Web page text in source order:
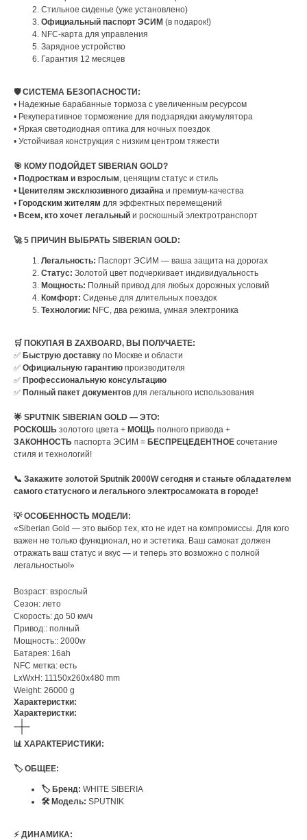
Стильное сиденье (уже установлено)
Официальный паспорт ЭСИМ (в подарок!)
NFC-карта для управления
Зарядное устройство
Гарантия 12 месяцев
🛡️ СИСТЕМА БЕЗОПАСНОСТИ:
• Надежные барабанные тормоза с увеличенным ресурсом
• Рекуперативное торможение для подзарядки аккумулятора
• Яркая светодиодная оптика для ночных поездок
• Устойчивая конструкция с низким центром тяжести
🎯 КОМУ ПОДОЙДЕТ SIBERIAN GOLD?
• Подросткам и взрослым , ценящим статус и стиль
• Ценителям эксклюзивного дизайна и премиум-качества
• Городским жителям для эффектных перемещений
• Всем, кто хочет легальный и роскошный электротранспорт
🚀 5 ПРИЧИН ВЫБРАТЬ SIBERIAN GOLD:
Легальность: Паспорт ЭСИМ — ваша защита на дорогах
Статус: Золотой цвет подчеркивает индивидуальность
Мощность: Полный привод для любых дорожных условий
Комфорт: Сиденье для длительных поездок
Технологии: NFC, два режима, умная электроника
🛒 ПОКУПАЯ В ZAXBOARD, ВЫ ПОЛУЧАЕТЕ:
✅ Быструю доставку по Москве и области
✅ Официальную гарантию производителя
✅ Профессиональную консультацию
✅ Полный пакет документов для легального использования
🌟 SPUTNIK SIBERIAN GOLD — ЭТО:
РОСКОШЬ золотого цвета + МОЩЬ полного привода +
ЗАКОННОСТЬ паспорта ЭСИМ = БЕСПРЕЦЕДЕНТНОЕ сочетание
стиля и технологий!
📞 Закажите золотой Sputnik 2000W сегодня и станьте обладателем
самого статусного и легального электросамоката в городе!
💡 ОСОБЕННОСТЬ МОДЕЛИ:
«Siberian Gold — это выбор тех, кто не идет на компромиссы. Для кого
важен не только функционал, но и эстетика. Ваш самокат должен
отражать ваш статус и вкус — и теперь это возможно с полной
легальностью!»
Возраст: взрослый
Сезон: лето
Скорость: до 50 км/ч
Привод:: полный
Мощность:: 2000w
Батарея: 16ah
NFC метка: есть
LxWxH: 11150x260x480 mm
Weight: 26000 g
Характеристки:
Характеристки:
📊 ХАРАКТЕРИСТИКИ:
🏷️ ОБЩЕЕ:
🏷️ Бренд: WHITE SIBERIA
🛠️ Модель: SPUTNIK
⚡ ДИНАМИКА: